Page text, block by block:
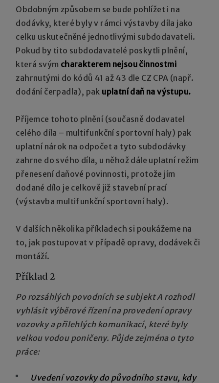
Obdobným způsobem se bude pohlížet i na
dodávky, které byly v rámci výstavby díla jako
celku uskutečněné jednotlivými subdodavateli.
Pokud by tito subdodavatelé poskytli plnění,
která svým charakterem nejsou činnostmi
zahrnutými do kódů 41 až 43 dle CZ CPA (např.
dodání čerpadla), pak uplatní daň na výstupu.
Příjemce tohoto plnění (současně dodavatel
celého díla – multifunkční sportovní haly) pak
uplatní nárok na odpočet a tyto subdodávky
zahrne do svého díla, u něhož dále uplatní režim
přenesení daňové povinnosti, protože jím
dodané dílo je celkově již stavební prací
(výstavba multifunkční sportovní haly).
V dalších několika příkladech si poukážeme na
to, jak postupovat v případě opravy, dodávek či
montáží.
Příklad 2
Po rozsáhlých povodních se subjekt A rozhodl
vyhlásit výběrové řízení na provedení opravy
vozovky a přilehlých komunikací, které byly
velkou vodou poničeny. Půjde zejména o tyto
práce:
Uvedení vozovky do původního stavu, kdy